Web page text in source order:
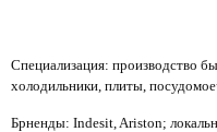
Специализация: производство
холодильники, плиты,
Брненды: Indesit, Ariston;